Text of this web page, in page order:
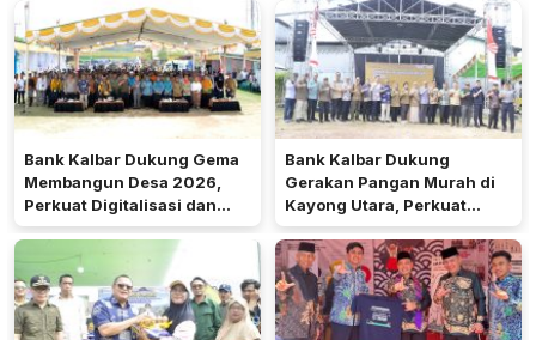
Prioritas
Bank Kalbar Dukung Gema
Membangun Desa 2026,
Perkuat Digitalisasi dan
Ekonomi Desa Teluk Batang
Bank Kalbar Dukung
Gerakan Pangan Murah di
Kayong Utara, Perkuat
Akses Keuangan
Masyarakat